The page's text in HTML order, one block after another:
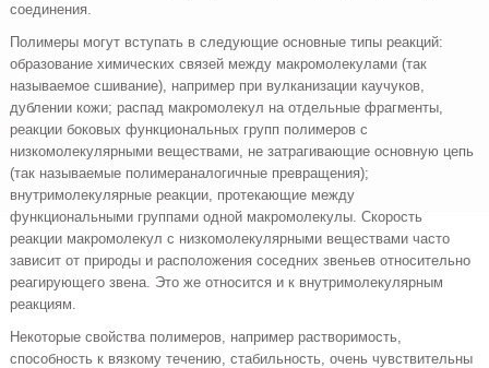
соединения.
Полимеры могут вступать в следующие основные типы реакций:
образование химических связей между макромолекулами (так
называемое сшивание), например при вулканизации каучуков,
дублении кожи; распад макромолекул на отдельные фрагменты,
реакции боковых функциональных групп полимеров с
низкомолекулярными веществами, не затрагивающие основную цепь
(так называемые полимераналогичные превращения);
внутримолекулярные реакции, протекающие между
функциональными группами одной макромолекулы. Скорость
реакции макромолекул с низкомолекулярными веществами часто
зависит от природы и расположения соседних звеньев относительно
реагирующего звена. Это же относится и к внутримолекулярным
реакциям.
Некоторые свойства полимеров, например растворимость,
способность к вязкому течению, стабильность, очень чувствительны